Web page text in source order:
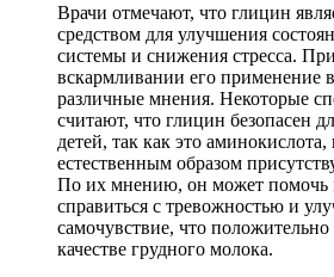
Врачи отмечают, что глицин
средством для улучшения
системы и снижения стресса.
вскармливании его применение
различные мнения. Некоторые
считают, что глицин безопасен
детей, так как это аминокислота,
естественным образом
По их мнению, он может помочь
справиться с тревожностью и
самочувствие, что положительно
качестве грудного молока.